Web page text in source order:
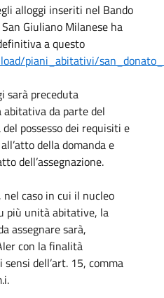
alloggi inseriti nel Bando
Giuliano Milanese ha
a questo
piani_abitativi/
sarà preceduta
abitativa da parte del
possesso dei requisiti e
della domanda e
dell’assegnazione.
caso in cui il nucleo
più unità abitative, la
assegnare sarà,
con la finalità
dell’art. 15, comma